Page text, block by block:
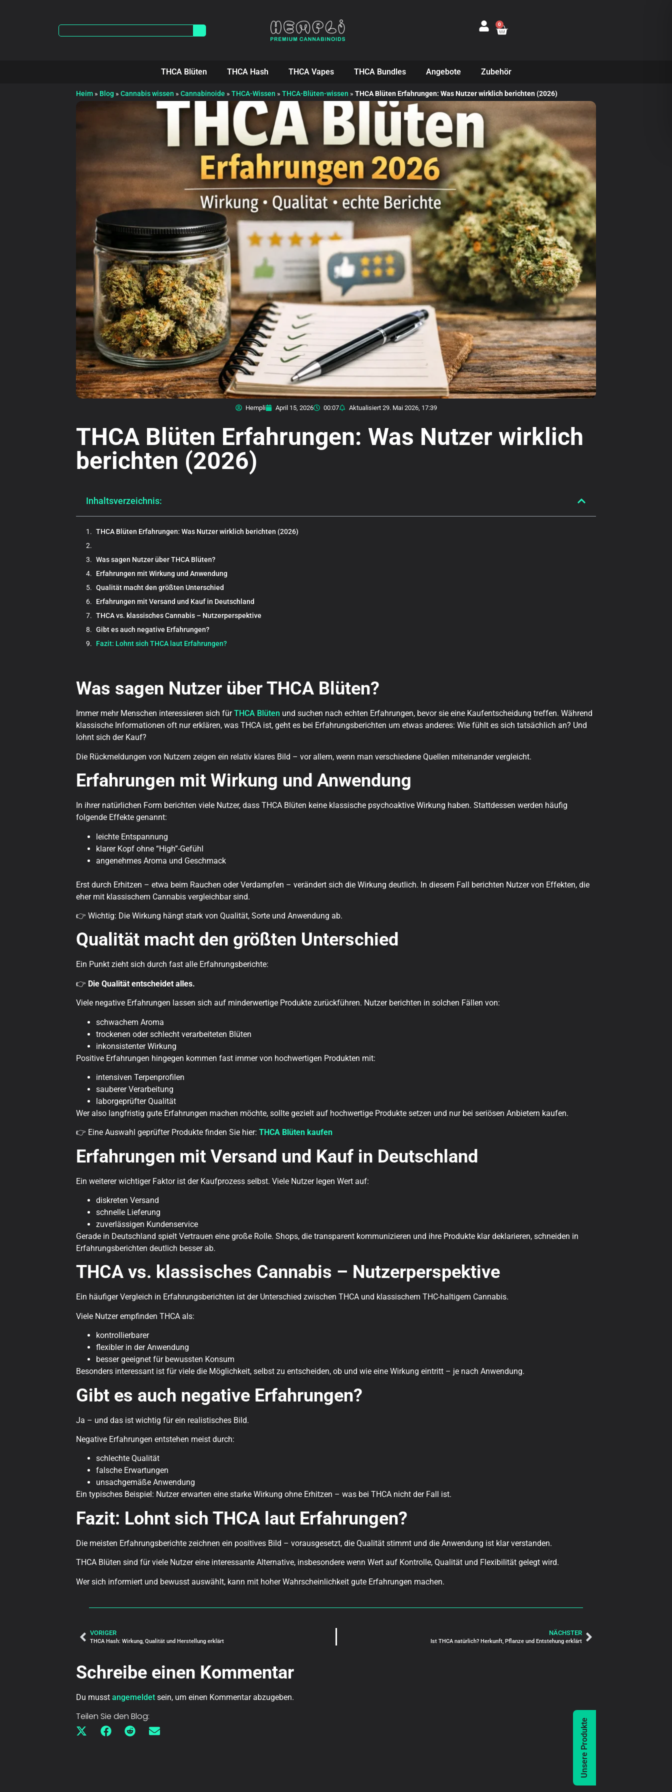
0
THCA Blüten THCA Hash THCA Vapes THCA Bundles Angebote Zubehör
Heim » Blog » Cannabis wissen » Cannabinoide » THCA-Wissen » THCA-Blüten-wissen » THCA Blüten Erfahrungen: Was Nutzer wirklich berichten (2026)
Hempli April 15, 2026 00:07 Aktualisiert 29. Mai 2026, 17:39
THCA Blüten Erfahrungen: Was Nutzer wirklich
berichten (2026)
Inhaltsverzeichnis:
THCA Blüten Erfahrungen: Was Nutzer wirklich berichten (2026)
Was sagen Nutzer über THCA Blüten?
Erfahrungen mit Wirkung und Anwendung
Qualität macht den größten Unterschied
Erfahrungen mit Versand und Kauf in Deutschland
THCA vs. klassisches Cannabis – Nutzerperspektive
Gibt es auch negative Erfahrungen?
Fazit: Lohnt sich THCA laut Erfahrungen?
Was sagen Nutzer über THCA Blüten?
Immer mehr Menschen interessieren sich fürTHCA Blüten und suchen nach echten Erfahrungen, bevor sie eine Kaufentscheidung treffen. Während
klassische Informationen oft nur erklären, was THCA ist, geht es bei Erfahrungsberichten um etwas anderes: Wie fühlt es sich tatsächlich an? Und
lohnt sich der Kauf?
Die Rückmeldungen von Nutzern zeigen ein relativ klares Bild – vor allem, wenn man verschiedene Quellen miteinander vergleicht.
Erfahrungen mit Wirkung und Anwendung
In ihrer natürlichen Form berichten viele Nutzer, dass THCA Blüten keine klassische psychoaktive Wirkung haben. Stattdessen werden häufig
folgende Effekte genannt:
leichte Entspannung
klarer Kopf ohne “High”-Gefühl
angenehmes Aroma und Geschmack
Erst durch Erhitzen – etwa beim Rauchen oder Verdampfen – verändert sich die Wirkung deutlich. In diesem Fall berichten Nutzer von Effekten, die
eher mit klassischem Cannabis vergleichbar sind.
👉 Wichtig: Die Wirkung hängt stark von Qualität, Sorte und Anwendung ab.
Qualität macht den größten Unterschied
Ein Punkt zieht sich durch fast alle Erfahrungsberichte:
👉 Die Qualität entscheidet alles.
Viele negative Erfahrungen lassen sich auf minderwertige Produkte zurückführen. Nutzer berichten in solchen Fällen von:
schwachem Aroma
trockenen oder schlecht verarbeiteten Blüten
inkonsistenter Wirkung
Positive Erfahrungen hingegen kommen fast immer von hochwertigen Produkten mit:
intensiven Terpenprofilen
sauberer Verarbeitung
laborgeprüfter Qualität
Wer also langfristig gute Erfahrungen machen möchte, sollte gezielt auf hochwertige Produkte setzen und nur bei seriösen Anbietern kaufen.
👉 Eine Auswahl geprüfter Produkte finden Sie hier: THCA Blüten kaufen
Erfahrungen mit Versand und Kauf in Deutschland
Ein weiterer wichtiger Faktor ist der Kaufprozess selbst. Viele Nutzer legen Wert auf:
diskreten Versand
schnelle Lieferung
zuverlässigen Kundenservice
Gerade in Deutschland spielt Vertrauen eine große Rolle. Shops, die transparent kommunizieren und ihre Produkte klar deklarieren, schneiden in
Erfahrungsberichten deutlich besser ab.
THCA vs. klassisches Cannabis – Nutzerperspektive
Ein häufiger Vergleich in Erfahrungsberichten ist der Unterschied zwischen THCA und klassischem THC-haltigem Cannabis.
Viele Nutzer empfinden THCA als:
kontrollierbarer
flexibler in der Anwendung
besser geeignet für bewussten Konsum
Besonders interessant ist für viele die Möglichkeit, selbst zu entscheiden, ob und wie eine Wirkung eintritt – je nach Anwendung.
Gibt es auch negative Erfahrungen?
Ja – und das ist wichtig für ein realistisches Bild.
Negative Erfahrungen entstehen meist durch:
schlechte Qualität
falsche Erwartungen
unsachgemäße Anwendung
Ein typisches Beispiel: Nutzer erwarten eine starke Wirkung ohne Erhitzen – was bei THCA nicht der Fall ist.
Fazit: Lohnt sich THCA laut Erfahrungen?
Die meisten Erfahrungsberichte zeichnen ein positives Bild – vorausgesetzt, die Qualität stimmt und die Anwendung ist klar verstanden.
THCA Blüten sind für viele Nutzer eine interessante Alternative, insbesondere wenn Wert auf Kontrolle, Qualität und Flexibilität gelegt wird.
Wer sich informiert und bewusst auswählt, kann mit hoher Wahrscheinlichkeit gute Erfahrungen machen.
VORIGER
THCA Hash: Wirkung, Qualität und Herstellung erklärt
NÄCHSTER
Ist THCA natürlich? Herkunft, Pflanze und Entstehung erklärt
Schreibe einen Kommentar
Du musst angemeldet sein, um einen Kommentar abzugeben.
Teilen Sie den Blog:
Unsere Produkte